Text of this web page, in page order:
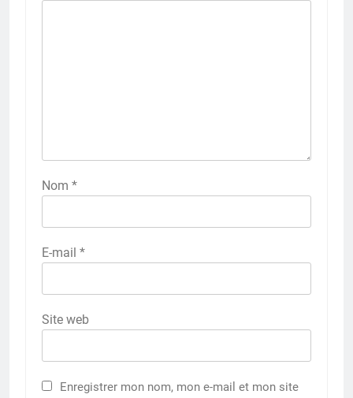
Nom *
E-mail *
Site web
Enregistrer mon nom, mon e-mail et mon site